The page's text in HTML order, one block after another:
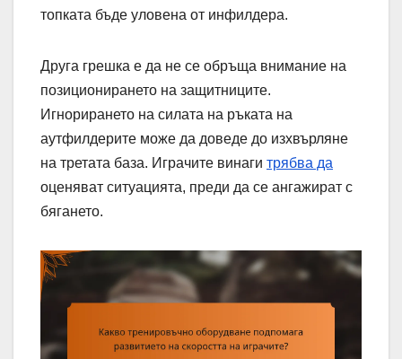
топката бъде уловена от инфилдера.
Друга грешка е да не се обръща внимание на
позиционирането на защитниците.
Игнорирането на силата на ръката на
аутфилдерите може да доведе до изхвърляне
на третата база. Играчите винаги трябва да
оценяват ситуацията, преди да се ангажират с
бягането.